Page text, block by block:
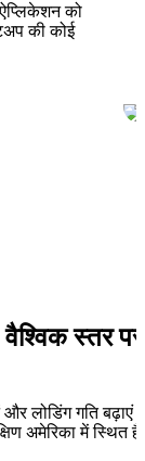
को
की कोई
स्तर पर
लोडिंग गति बढ़ाएं।
अमेरिका में स्थित